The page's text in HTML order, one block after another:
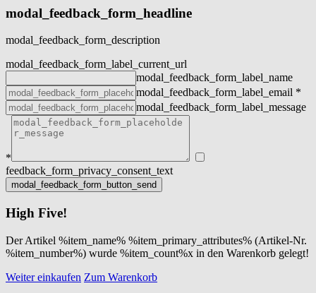
modal_feedback_form_headline
modal_feedback_form_description
modal_feedback_form_label_current_url
modal_feedback_form_label_name
modal_feedback_form_label_email *
modal_feedback_form_label_message
*
feedback_form_privacy_consent_text
High Five!
Der Artikel %item_name% %item_primary_attributes% (Artikel-Nr.
%item_number%) wurde %item_count%x in den Warenkorb gelegt!
Weiter einkaufen Zum Warenkorb